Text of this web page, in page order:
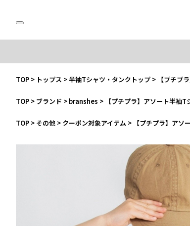
TOP > トップス >半袖Tシャツ・タンクトップ > 【プチプ
TOP > ブランド > branshes > 【プチプラ】アソート半袖T
TOP > その他 > クーポン対象アイテム > 【プチプラ】アソ